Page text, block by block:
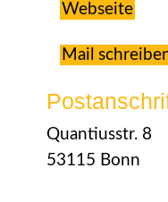
Webseite
Mail
Quantiusstr. 8
53115 Bonn